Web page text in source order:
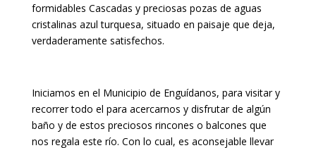
formidables Cascadas y preciosas pozas de aguas
cristalinas azul turquesa, situado en paisaje que deja,
verdaderamente satisfechos.
Iniciamos en el Municipio de Enguídanos, para visitar y
recorrer todo el para acercarnos y disfrutar de algún
baño y de estos preciosos rincones o balcones que
nos regala este río. Con lo cual, es aconsejable llevar